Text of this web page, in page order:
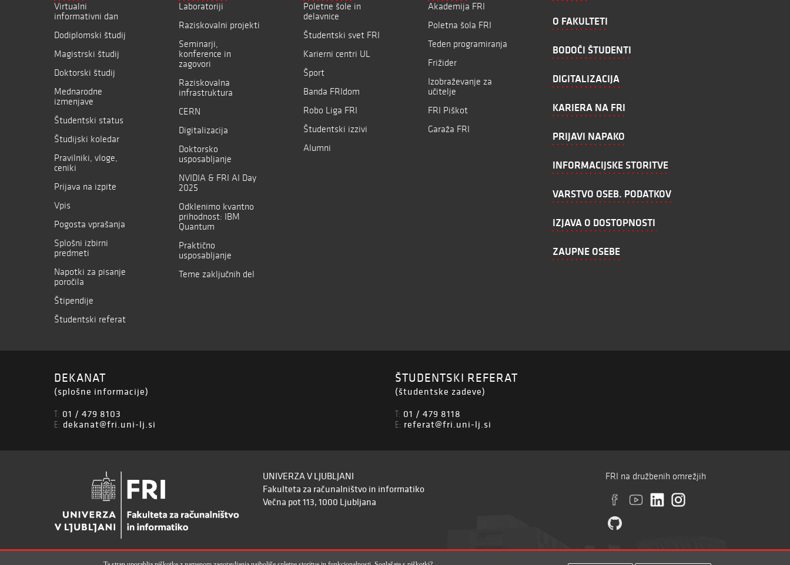
Virtualni
informativni dan
Dodiplomski študij
Magistrski študij
Doktorski študij
Mednarodne
izmenjave
Študentski status
Študijski koledar
Pravilniki, vloge,
ceniki
Prijava na izpite
Vpis
Pogosta vprašanja
Splošni izbirni
predmeti
Napotki za pisanje
poročila
Štipendije
Študentski referat
Laboratoriji
Raziskovalni projekti
Seminarji,
konference in
zagovori
Raziskovalna
infrastruktura
CERN
Digitalizacija
Doktorsko
usposabljanje
NVIDIA & FRI AI Day
2025
Odklenimo kvantno
prihodnost: IBM
Quantum
Praktično
usposabljanje
Teme zaključnih del
Poletne šole in
delavnice
Študentski svet FRI
Karierni centri UL
Šport
Banda FRIdom
Robo Liga FRI
Študentski izzivi
Alumni
Akademija FRI
Poletna šola FRI
Teden programiranja
Frižider
Izobraževanje za
učitelje
FRI Piškot
Garaža FRI
O FAKULTETI
BODOČI ŠTUDENTI
DIGITALIZACIJA
KARIERA NA FRI
PRIJAVI NAPAKO
INFORMACIJSKE STORITVE
VARSTVO OSEB. PODATKOV
IZJAVA O DOSTOPNOSTI
ZAUPNE OSEBE
DEKANAT
(splošne informacije)
T: 01 / 479 8103
E: dekanat@fri.uni-lj.si
ŠTUDENTSKI REFERAT
(študentske zadeve)
T: 01 / 479 8118
E: referat@fri.uni-lj.si
UNIVERZA V LJUBLJANI
Fakulteta za računalništvo in informatiko
Večna pot 113, 1000 Ljubljana
FRI na družbenih omrežjih